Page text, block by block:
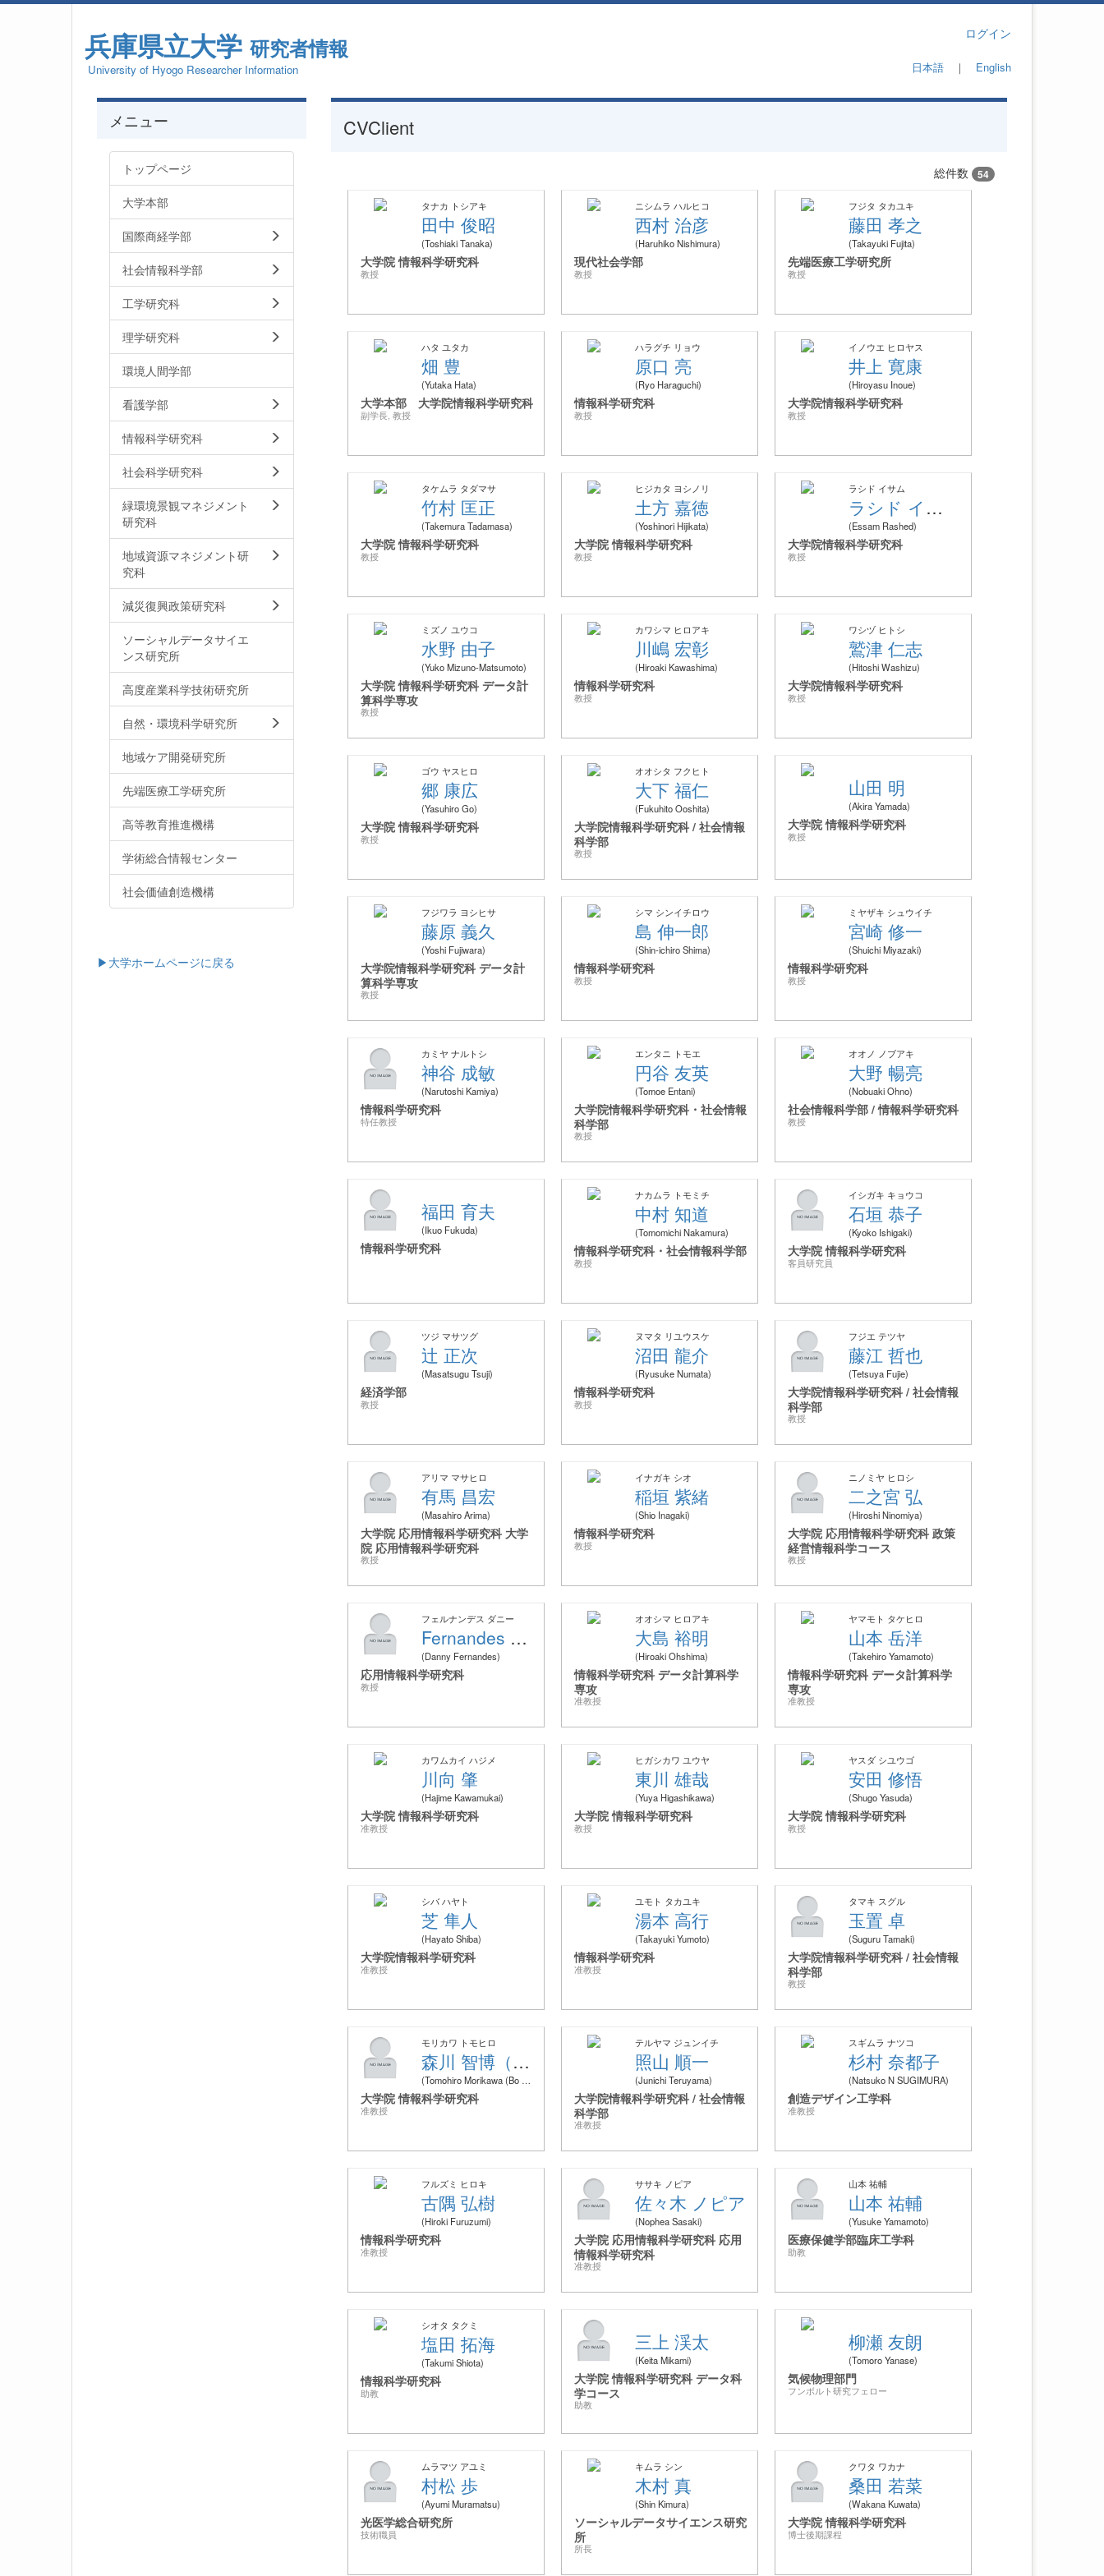
兵庫県立大学 研究者情報
University of Hyogo Researcher Information
ログイン
日本語｜ English
CVClient
総件数 54
タナカ トシアキ
田中 俊昭
Toshiaki Tanaka
大学院 情報科学研究科
教授
ニシムラ ハルヒコ
西村 治彦
Haruhiko Nishimura
現代社会学部
教授
フジタ タカユキ
藤田 孝之
Takayuki Fujita
先端医療工学研究所
教授
ハタ ユタカ
畑 豊
Yutaka Hata
大学本部 大学院情報科学研究科
副学長, 教授
ハラグチ リョウ
原口 亮
Ryo Haraguchi
情報科学研究科
教授
イノウエ ヒロヤス
井上 寛康
Hiroyasu Inoue
大学院情報科学研究科
教授
タケムラ タダマサ
竹村 匡正
Takemura Tadamasa
大学院 情報科学研究科
教授
ヒジカタ ヨシノリ
土方 嘉徳
Yoshinori Hijikata
大学院 情報科学研究科
教授
ラシド イサム
ラシド イサム
Essam Rashed
大学院情報科学研究科
教授
ミズノ ユウコ
水野 由子
Yuko Mizuno-Matsumoto
大学院 情報科学研究科 データ計
算科学専攻
教授
カワシマ ヒロアキ
川嶋 宏彰
Hiroaki Kawashima
情報科学研究科
教授
ワシヅ ヒトシ
鷲津 仁志
Hitoshi Washizu
大学院情報科学研究科
教授
ゴウ ヤスヒロ
郷 康広
Yasuhiro Go
大学院 情報科学研究科
教授
オオシタ フクヒト
大下 福仁
Fukuhito Ooshita
大学院情報科学研究科 / 社会情報
科学部
教授
山田 明
Akira Yamada
大学院 情報科学研究科
教授
フジワラ ヨシヒサ
藤原 義久
Yoshi Fujiwara
大学院情報科学研究科 データ計
算科学専攻
教授
シマ シンイチロウ
島 伸一郎
Shin-ichiro Shima
情報科学研究科
教授
ミヤザキ シュウイチ
宮崎 修一
Shuichi Miyazaki
情報科学研究科
教授
カミヤ ナルトシ
神谷 成敏
Narutoshi Kamiya
情報科学研究科
特任教授
エンタニ トモエ
円谷 友英
Tomoe Entani
大学院情報科学研究科・社会情報
科学部
教授
オオノ ノブアキ
大野 暢亮
Nobuaki Ohno
社会情報科学部 / 情報科学研究科
教授
福田 育夫
Ikuo Fukuda
情報科学研究科
ナカムラ トモミチ
中村 知道
Tomomichi Nakamura
情報科学研究科・社会情報科学部
教授
イシガキ キョウコ
石垣 恭子
Kyoko Ishigaki
大学院 情報科学研究科
客員研究員
ツジ マサツグ
辻 正次
Masatsugu Tsuji
経済学部
教授
ヌマタ リユウスケ
沼田 龍介
Ryusuke Numata
情報科学研究科
教授
フジエ テツヤ
藤江 哲也
Tetsuya Fujie
大学院情報科学研究科 / 社会情報
科学部
教授
アリマ マサヒロ
有馬 昌宏
Masahiro Arima
大学院 応用情報科学研究科 大学
院 応用情報科学研究科
教授
イナガキ シオ
稲垣 紫緒
Shio Inagaki
情報科学研究科
教授
ニノミヤ ヒロシ
二之宮 弘
Hiroshi Ninomiya
大学院 応用情報科学研究科 政策
経営情報科学コース
教授
フェルナンデス ダニー
Fernandes Danny
Danny Fernandes
応用情報科学研究科
教授
オオシマ ヒロアキ
大島 裕明
Hiroaki Ohshima
情報科学研究科 データ計算科学
専攻
准教授
ヤマモト タケヒロ
山本 岳洋
Takehiro Yamamoto
情報科学研究科 データ計算科学
専攻
准教授
カワムカイ ハジメ
川向 肇
Hajime Kawamukai
大学院 情報科学研究科
准教授
ヒガシカワ ユウヤ
東川 雄哉
Yuya Higashikawa
大学院 情報科学研究科
教授
ヤスダ シユウゴ
安田 修悟
Shugo Yasuda
大学院 情報科学研究科
教授
シバ ハヤト
芝 隼人
Hayato Shiba
大学院情報科学研究科
准教授
ユモト タカユキ
湯本 高行
Takayuki Yumoto
情報科学研究科
准教授
タマキ スグル
玉置 卓
Suguru Tamaki
大学院情報科学研究科 / 社会情報
科学部
教授
モリカワ トモヒロ
森川 智博（孫 博）
Tomohiro Morikawa (Bo Sun)
大学院 情報科学研究科
准教授
テルヤマ ジュンイチ
照山 順一
Junichi Teruyama
大学院情報科学研究科 / 社会情報
科学部
准教授
スギムラ ナツコ
杉村 奈都子
Natsuko N SUGIMURA
創造デザイン工学科
准教授
フルズミ ヒロキ
古隅 弘樹
Hiroki Furuzumi
情報科学研究科
准教授
ササキ ノピア
佐々木 ノピア
Nophea Sasaki
大学院 応用情報科学研究科 応用
情報科学研究科
准教授
山本 祐輔
山本 祐輔
Yusuke Yamamoto
医療保健学部臨床工学科
助教
シオタ タクミ
塩田 拓海
Takumi Shiota
情報科学研究科
助教
三上 渓太
Keita Mikami
大学院 情報科学研究科 データ科
学コース
助教
柳瀬 友朗
Tomoro Yanase
気候物理部門
フンボルト研究フェロー
ムラマツ アユミ
村松 歩
Ayumi Muramatsu
光医学総合研究所
技術職員
キムラ シン
木村 真
Shin Kimura
ソーシャルデータサイエンス研究
所
所長
クワタ ワカナ
桑田 若菜
Wakana Kuwata
大学院 情報科学研究科
博士後期課程
メニュー
トップページ
大学本部
国際商経学部
社会情報科学部
工学研究科
理学研究科
環境人間学部
看護学部
情報科学研究科
社会科学研究科
緑環境景観マネジメント
研究科
地域資源マネジメント研
究科
減災復興政策研究科
ソーシャルデータサイエ
ンス研究所
高度産業科学技術研究所
自然・環境科学研究所
地域ケア開発研究所
先端医療工学研究所
高等教育推進機構
学術総合情報センター
社会価値創造機構
▶大学ホームページに戻る